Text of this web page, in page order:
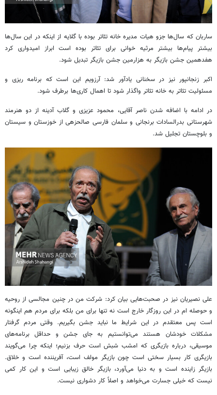
ساربان که سال‌ها جزو هیات مدیره خانه تئاتر بوده با گلایه از اینکه در این سال‌ها
بیشتر پیام‌ها بیشتر مرثیه خوانی برای تئاتر بوده است ابراز امیدواری کرد
هفدهمین جشن بازیگر به هزارمین جشن بازیگر تبدیل شود.
اکبر زنجانپور نیز در سخنانی یادآور شد: آرزویم این است که برنامه ریزی و
مسئولیت تئاتر به خانه تئاتر واگذار شود تا اهمال کاری‌ها برطرف شود.
در ادامه با اضافه شدن ناصر آقایی، محمود عزیزی و گلاب آدینه از دو هنرمند
شهرستانی بدرالسادات برنجانی و سلمان فارسی صالحزهی از خوزستان و سیستان
و بلوچستان تجلیل شد.
علی نصیریان نیز در صحبت‌هایی بیان کرد: شرکت من در چنین مجالسی از روحیه
و حوصله ام در این روزگار خارج است نه تنها برای من بلکه برای مردم هم اینگونه
است پس معتقدم در این شرایط ما نباید جشن بگیریم. وقتی مردم گرفتار
مشکلات خودشان هستند می‌توانستیم به جای جشن و حداقل برنامه‌های
موسیقی، درباره بازیگری که امشب شبش است حرف بزنیم؛ اینکه چرا می‌گویند
بازیگری کار بسیار سختی است چون بازیگر مولف است، آفریننده است و خلاق.
بازیگر زاینده است و به دنیا می‌آورد، بازیگر خالق زیبایی است و این کار کمی
نیست که خیلی جسارت می‌خواهد و اصلاً کار دشواری نیست.